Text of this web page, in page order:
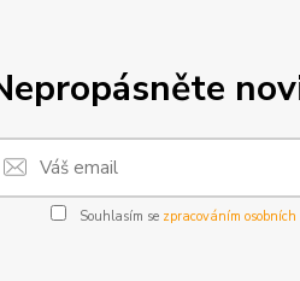
Souhlasím se zpracováním